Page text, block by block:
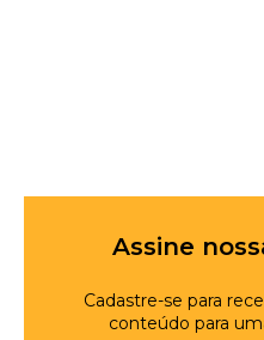
Assine
Cadastre-se para
conteúdo para